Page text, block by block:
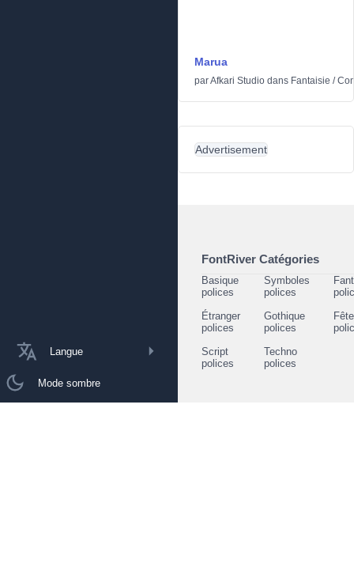
Langue
Mode sombre
Marua
parAfkari Studio dans Fantaisie /
Advertisement
FontRiver Catégories
Basique
polices
Symboles
polices
Étranger
polices
Gothique
polices
Script
polices
Techno
polices